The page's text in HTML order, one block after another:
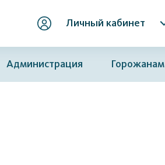
Личный кабинет
Администрация Горожанам